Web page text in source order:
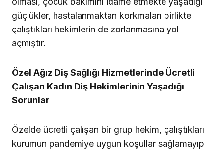
güçlükler, hastalanmaktan korkmaları birlikte
çalıştıkları hekimlerin de zorlanmasına yol
açmıştır.
Özel Ağız Diş Sağlığı Hizmetlerinde Ücretli
Çalışan Kadın Diş Hekimlerinin Yaşadığı
Sorunlar
Özelde ücretli çalışan bir grup hekim, çalıştıkları
kurumun pandemiye uygun koşullar sağlamayıp